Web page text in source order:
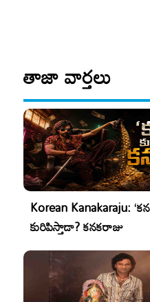
తాజా వార్తలు
Korean Kanakaraju:
కురిపిస్తాడా? కనకరాజు